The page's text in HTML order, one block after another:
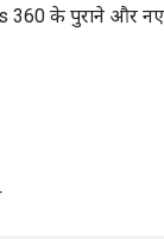
360 के पुराने और नए